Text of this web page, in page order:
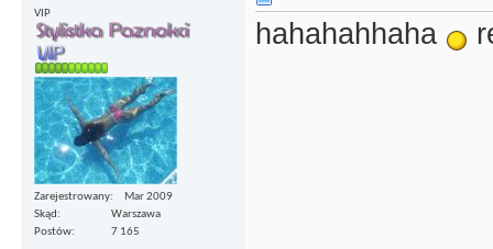
VIP
Zarejestrowany
Mar 2009
Skąd
Warszawa
Postów
7 165
hahahahhaha